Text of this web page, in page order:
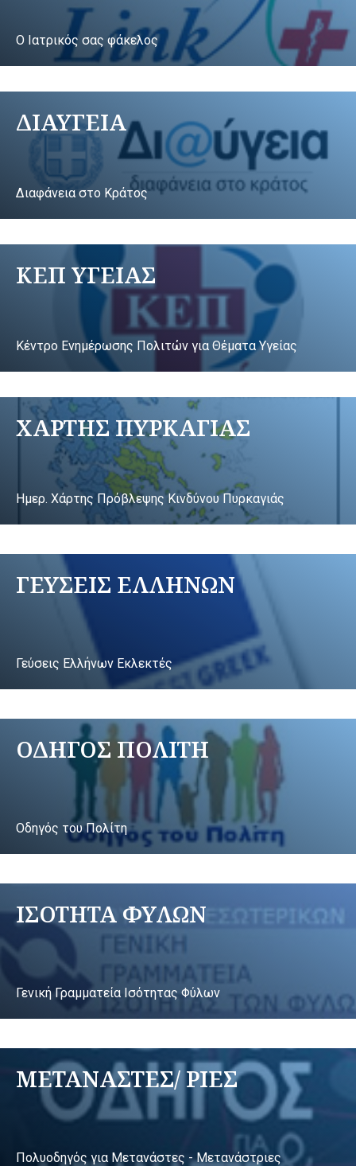
Ο Ιατρικός σας φάκελος
ΔΙΑΥΓΕΙΑ
Διαφάνεια στο Κράτος
ΚΕΠ ΥΓΕΙΑΣ
Κέντρο Ενημέρωσης Πολιτών για Θέματα Υγείας
ΧΑΡΤΗΣ ΠΥΡΚΑΓΙΑΣ
Ημερ. Χάρτης Πρόβλεψης Κινδύνου Πυρκαγιάς
ΓΕΥΣΕΙΣ ΕΛΛΗΝΩΝ
Γεύσεις Ελλήνων Εκλεκτές
ΟΔΗΓΟΣ ΠΟΛΙΤΗ
Οδηγός του Πολίτη
ΙΣΟΤΗΤΑ ΦΥΛΩΝ
Γενική Γραμματεία Ισότητας Φύλων
ΜΕΤΑΝΑΣΤΕΣ/ ΡΙΕΣ
Πολυοδηγός για Μετανάστες - Μετανάστριες